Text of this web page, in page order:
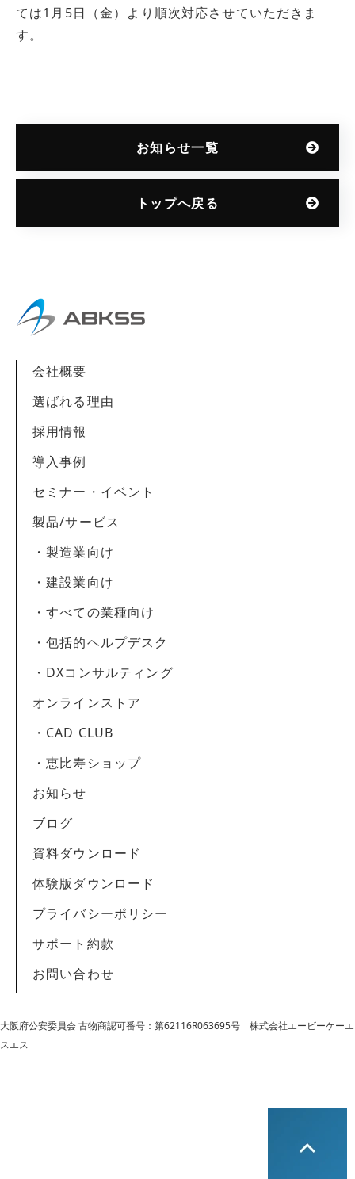
ては1月5日（金）より順次対応させていただきま
す。
お知らせ一覧
トップへ戻る
会社概要
選ばれる理由
採用情報
導入事例
セミナー・イベント
製品/サービス
・製造業向け
・建設業向け
・すべての業種向け
・包括的ヘルプデスク
・DXコンサルティング
オンラインストア
・CAD CLUB
・恵比寿ショップ
お知らせ
ブログ
資料ダウンロード
体験版ダウンロード
プライバシーポリシー
サポート約款
お問い合わせ
大阪府公安委員会 古物商認可番号：第62116R063695号 株式会社エービーケーエ
スエス